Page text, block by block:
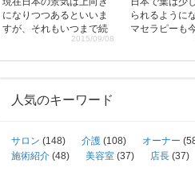
になりつつあるといいま
すが、それもいつまで続
くかは分かりません。将
のうちから働いてみまし
ょう。
2015/09/08
られるように
マセラピーも
な方が利用す
人気のキーワード
サロン (148) 介護 (108) オーナー
施術紹介 (48) 美容室 (37) 店長 (37)